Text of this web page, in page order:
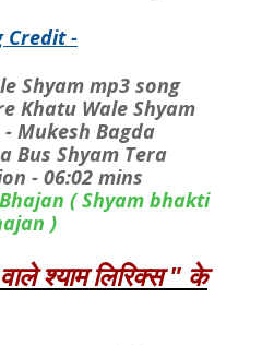
Credit -
Shyam mp3 song
Khatu Wale Shyam
Mukesh Bagda
Bus Shyam Tera
- 06:02 mins
( Shyam bhakti
)
श्याम लिरिक्स " के